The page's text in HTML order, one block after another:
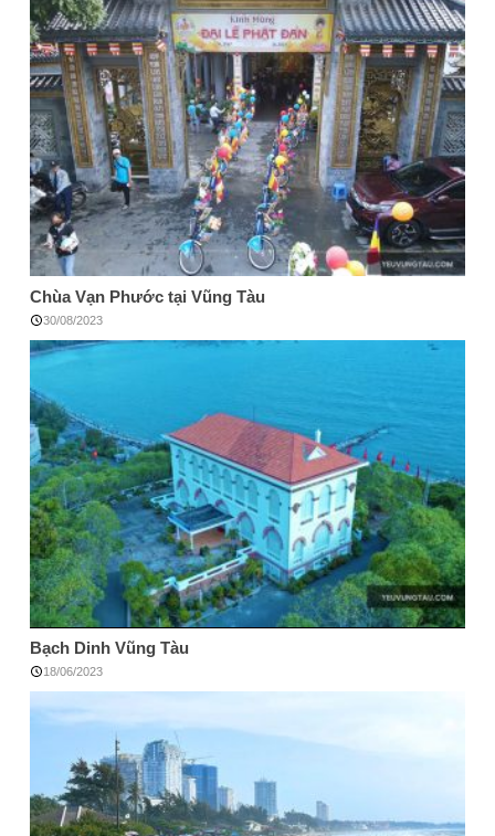
Chùa Vạn Phước tại Vũng Tàu
30/08/2023
Bạch Dinh Vũng Tàu
18/06/2023